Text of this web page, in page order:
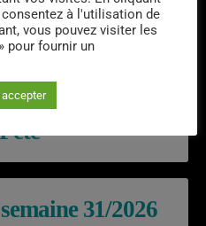
32/2026
31/2026
à l'utilisation de
vous pouvez visiter les
pour fournir un
accepter